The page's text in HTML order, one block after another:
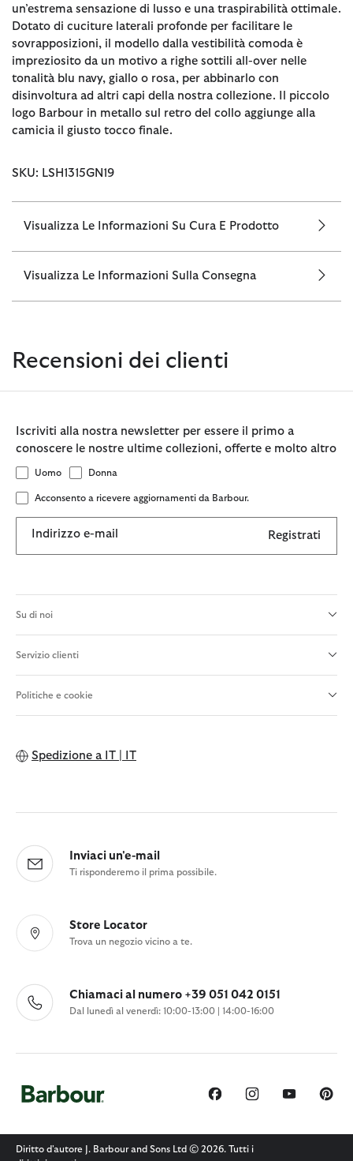
un’estrema sensazione di lusso e una traspirabilità ottimale.
Dotato di cuciture laterali profonde per facilitare le
sovrapposizioni, il modello dalla vestibilità comoda è
impreziosito da un motivo a righe sottili all-over nelle
tonalità blu navy, giallo o rosa, per abbinarlo con
disinvoltura ad altri capi della nostra collezione. Il piccolo
logo Barbour in metallo sul retro del collo aggiunge alla
camicia il giusto tocco finale.
SKU: LSH1315GN19
Visualizza Le Informazioni Su Cura E Prodotto
Visualizza Le Informazioni Sulla Consegna
Recensioni dei clienti
Iscriviti alla nostra newsletter per essere il primo a
conoscere le nostre ultime collezioni, offerte e molto altro
Uomo Donna
Acconsento a ricevere aggiornamenti da Barbour.
Indirizzo e-mail Registrati
Su di noi
Servizio clienti
Politiche e cookie
Spedizione a IT | IT
Inviaci un'e-mail
Ti risponderemo il prima possibile.
Store Locator
Trova un negozio vicino a te.
Chiamaci al numero +39 051 042 0151
Dal lunedì al venerdì: 10:00-13:00 | 14:00-16:00
Diritto d'autore J. Barbour and Sons Ltd © 2026. Tutti i